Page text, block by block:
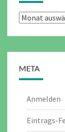
Archiv
META
Anmelden
Eintrags-